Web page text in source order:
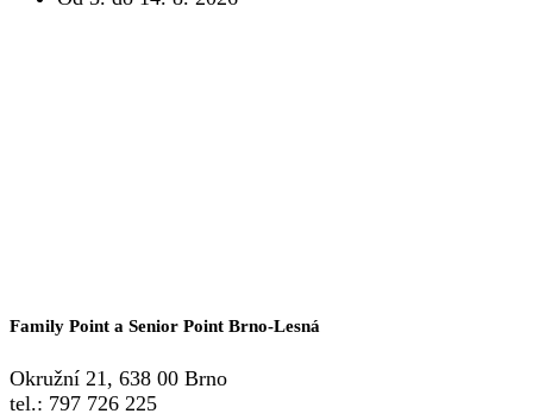
Family Point a Senior Point Brno-Lesná
Okružní 21, 638 00 Brno
tel.: 797 726 225